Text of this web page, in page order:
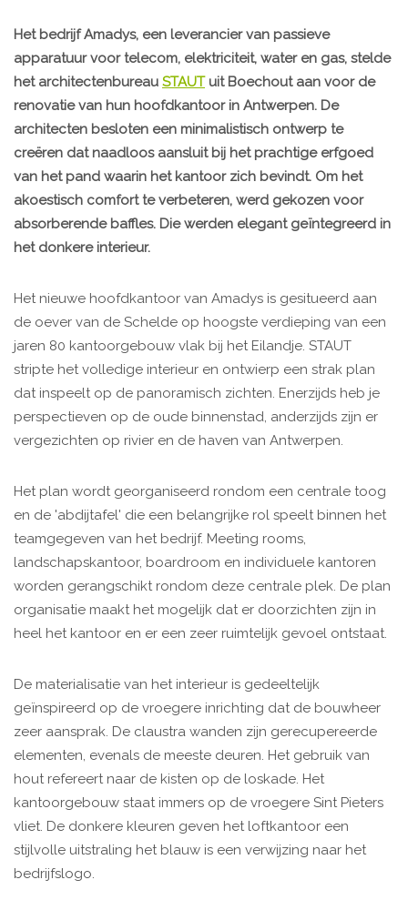
Het bedrijf Amadys, een leverancier van passieve
apparatuur voor telecom, elektriciteit, water en gas, stelde
het architectenbureau STAUTuit Boechout aan voor de
renovatie van hun hoofdkantoor in Antwerpen. De
architecten besloten een minimalistisch ontwerp te
creëren dat naadloos aansluit bij het prachtige erfgoed
van het pand waarin het kantoor zich bevindt. Om het
akoestisch comfort te verbeteren, werd gekozen voor
absorberende baffles. Die werden elegant geïntegreerd in
het donkere interieur.
Het nieuwe hoofdkantoor van Amadys is gesitueerd aan
de oever van de Schelde op hoogste verdieping van een
jaren 80 kantoorgebouw vlak bij het Eilandje. STAUT
stripte het volledige interieur en ontwierp een strak plan
dat inspeelt op de panoramisch zichten. Enerzijds heb je
perspectieven op de oude binnenstad, anderzijds zijn er
vergezichten op rivier en de haven van Antwerpen.
Het plan wordt georganiseerd rondom een centrale toog
en de 'abdijtafel' die een belangrijke rol speelt binnen het
teamgegeven van het bedrijf. Meeting rooms,
landschapskantoor, boardroom en individuele kantoren
worden gerangschikt rondom deze centrale plek. De plan
organisatie maakt het mogelijk dat er doorzichten zijn in
heel het kantoor en er een zeer ruimtelijk gevoel ontstaat.
De materialisatie van het interieur is gedeeltelijk
geïnspireerd op de vroegere inrichting dat de bouwheer
zeer aansprak. De claustra wanden zijn gerecupereerde
elementen, evenals de meeste deuren. Het gebruik van
hout refereert naar de kisten op de loskade. Het
kantoorgebouw staat immers op de vroegere Sint Pieters
vliet. De donkere kleuren geven het loftkantoor een
stijlvolle uitstraling het blauw is een verwijzing naar het
bedrijfslogo.